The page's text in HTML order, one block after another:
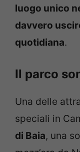
luogo unico
davvero
quotidiana.
Il parco
Una delle
speciali in
di Baia, una